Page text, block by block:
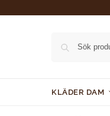
KLÄDER DAM